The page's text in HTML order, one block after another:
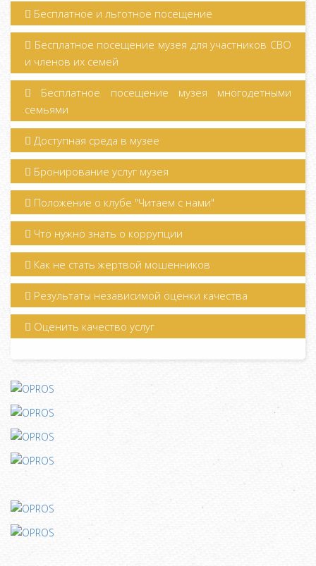
Бесплатное и льготное посещение
Бесплатное посещение музея для участников СВО
и членов их семей
Бесплатное посещение музея многодетными
семьями
Доступная среда в музее
Бронирование услуг музея
Положение о клубе "Читаем с нами"
Что нужно знать о коррупции
Как не стать жертвой мошенников
Результаты независимой оценки качества
Оценить качество услуг